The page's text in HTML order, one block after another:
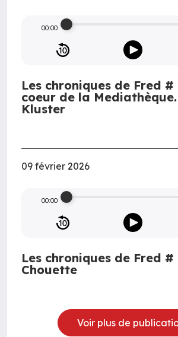
00:00
Les chroniques de Fred
coeur de la
Kluster
09 février 2026
00:00
Les chroniques de Fred
Chouette
Voir plus de